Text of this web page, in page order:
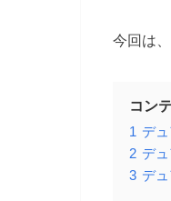
今回は
コン
1 デ
2 デ
3 デ